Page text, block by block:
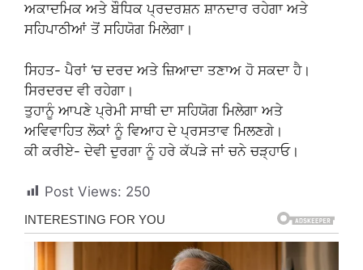
ਅਕਾਦਮਿਕ ਅਤੇ ਬੌਧਿਕ ਪ੍ਰਦਰਸ਼ਨ ਸ਼ਾਨਦਾਰ ਰਹੇਗਾ ਅਤੇ
ਸਹਿਪਾਠੀਆਂ ਤੋਂ ਸਹਿਯੋਗ ਮਿਲੇਗਾ।
ਸਿਹਤ- ਪੈਰਾਂ ‘ਚ ਦਰਦ ਅਤੇ ਜ਼ਿਆਦਾ ਤਣਾਅ ਹੋ ਸਕਦਾ ਹੈ।
ਸਿਰਦਰਦ ਵੀ ਰਹੇਗਾ।
ਤੁਹਾਨੂੰ ਆਪਣੇ ਪ੍ਰੇਮੀ ਸਾਥੀ ਦਾ ਸਹਿਯੋਗ ਮਿਲੇਗਾ ਅਤੇ
ਅਵਿਵਾਹਿਤ ਲੋਕਾਂ ਨੂੰ ਵਿਆਹ ਦੇ ਪ੍ਰਸਤਾਵ ਮਿਲਣਗੇ।
ਕੀ ਕਰੀਏ- ਦੇਵੀ ਦੁਰਗਾ ਨੂੰ ਹਰੇ ਕੱਪੜੇ ਜਾਂ ਚਨੇ ਚੜ੍ਹਾਓ।
Post Views: 250